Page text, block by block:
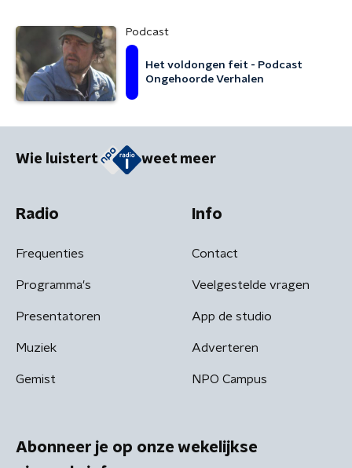
Podcast
Het voldongen feit - Podcast
Ongehoorde Verhalen
Wie luistert weet meer
Radio
Frequenties
Programma's
Presentatoren
Muziek
Gemist
Info
Contact
Veelgestelde vragen
App de studio
Adverteren
NPO Campus
Abonneer je op onze wekelijkse